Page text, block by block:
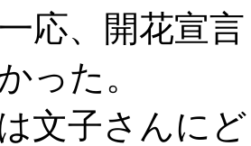
応、開花宣
った。
文子さんに